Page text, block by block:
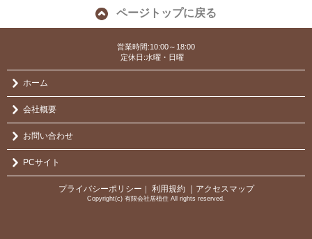
ページトップに戻る
営業時間:10:00～18:00
定休日:水曜・日曜
ホーム
会社概要
お問い合わせ
PCサイト
プライバシーポリシー ｜ 利用規約 ｜アクセスマップ
Copyright(c) 有限会社居植住 All rights reserved.